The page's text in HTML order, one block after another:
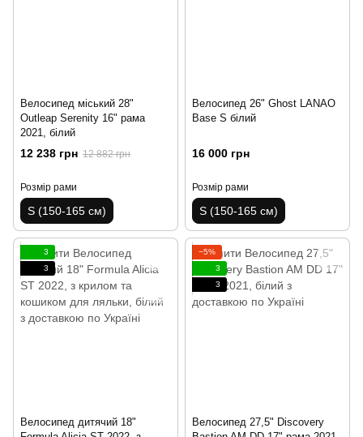
Велосипед міський 28"
Outleap Serenity 16" рама
2021, білий
12 238 грн 12 882 грн
Розмір рами
S (150-165 см)
Велосипед 26" Ghost LANAO
Base S білий
16 000 грн
Розмір рами
S (150-165 см)
3
3
Велосипед дитячий 18"
−5%
3
3
Велосипед 27,5" Discovery